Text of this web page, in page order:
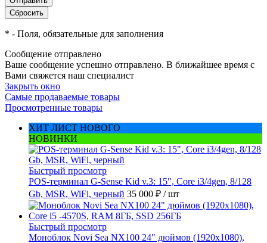
* - Поля, обязательные для заполнения
Сообщение отправлено
Ваше сообщение успешно отправлено. В ближайшее время с
Вами свяжется наш специалист
Закрыть окно
Самые продаваемые товары
Просмотренные товары
ХИТ ЛИСТ НОВОГО
НОВИНКИ
Быстрый просмотр
POS-терминал G-Sense Kid v.3: 15", Core i3/4gen, 8/128
Gb, MSR, WiFi, черный 35 000 ₽ / шт
Быстрый просмотр
Моноблок Novi Sea NX100 24" дюймов (1920x1080),